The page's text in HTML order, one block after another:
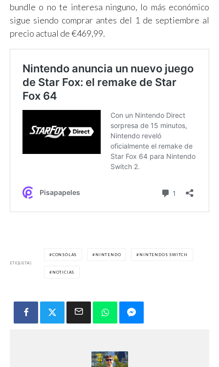
bundle o no te interesa ninguno, lo más económico
sigue siendo comprar antes del 1 de septiembre al
precio actual de €469,99.
ETIQUETAS
CONSOLAS NINTENDO NINTENDOS SWITCH
NOTICIAS